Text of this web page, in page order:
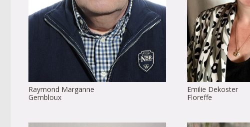
Raymond Marganne
Gembloux
Emilie Dekoster
Floreffe